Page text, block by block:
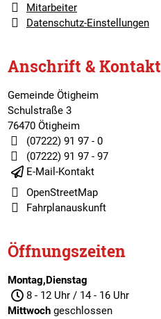
Mitarbeiter
Datenschutz-Einstellungen
Anschrift & Kontakt
Gemeinde Ötigheim
Schulstraße 3
76470 Ötigheim
(07222) 91 97 - 0
(07222) 91 97 - 97
E-Mail-Kontakt
OpenStreetMap
Fahrplanauskunft
Öffnungszeiten
Montag,Dienstag
8 - 12 Uhr / 14 - 16 Uhr
Mittwochgeschlossen